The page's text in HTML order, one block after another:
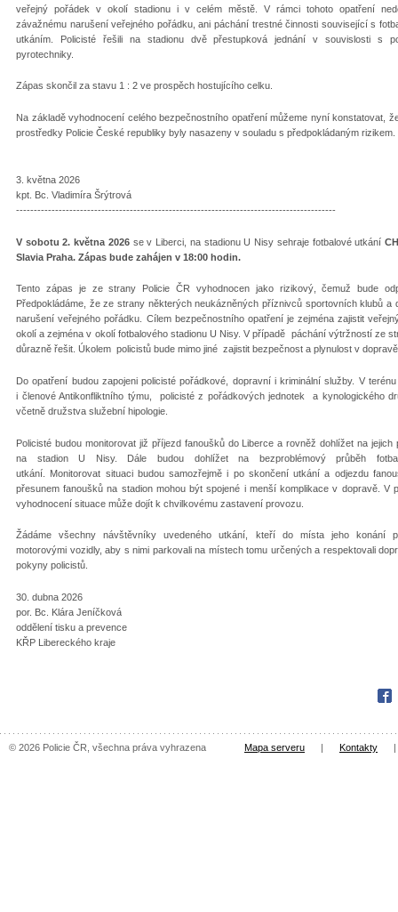
veřejný pořádek v okolí stadionu i v celém městě. V rámci tohoto opatření
závažnému narušení veřejného pořádku, ani páchání trestné činnosti související s
utkáním. Policisté řešili na stadionu dvě přestupková jednání v souvislosti s
pyrotechniky.
Zápas skončil za stavu 1 : 2 ve prospěch hostujícího celku.
Na základě vyhodnocení celého bezpečnostního opatření můžeme nyní konstatovat,
prostředky Policie České republiky byly nasazeny v souladu s předpokládaným rizikem.
3. května 2026
kpt. Bc. Vladimíra Šrýtrová
------------------------------------------------------------------------------------------
V sobotu 2. května 2026 se v Liberci, na stadionu U Nisy sehraje fotbalové utkání
Slavia Praha. Zápas bude zahájen v 18:00 hodin.
Tento zápas je ze strany Policie ČR vyhodnocen jako rizikový, čemuž bude
Předpokládáme, že ze strany některých neukázněných příznivců sportovních klubů
narušení veřejného pořádku. Cílem bezpečnostního opatření je zejména zajistit
okolí a zejména v okolí fotbalového stadionu U Nisy. V případě páchání výtržností ze
důrazně řešit. Úkolem policistů bude mimo jiné zajistit bezpečnost a plynulost v
Do opatření budou zapojeni policisté pořádkové, dopravní i kriminální služby. V
i členové Antikonfliktního týmu, policisté z pořádkových jednotek a kynologického
včetně družstva služební hipologie.
Policisté budou monitorovat již příjezd fanoušků do Liberce a rovněž dohlížet na jejich
na stadion U Nisy. Dále budou dohlížet na bezproblémový průběh
utkání. Monitorovat situaci budou samozřejmě i po skončení utkání a odjezdu
přesunem fanoušků na stadion mohou být spojené i menší komplikace v dopravě. V
vyhodnocení situace může dojít k chvilkovému zastavení provozu.
Žádáme všechny návštěvníky uvedeného utkání, kteří do místa jeho konání
motorovými vozidly, aby s nimi parkovali na místech tomu určených a respektovali
pokyny policistů.
30. dubna 2026
por. Bc. Klára Jeníčková
oddělení tisku a prevence
KŘP Libereckého kraje
© 2026 Policie ČR, všechna práva vyhrazena Mapa serveru Kontakty